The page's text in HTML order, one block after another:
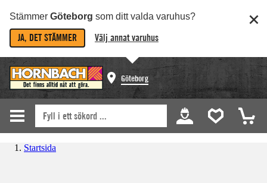
Stämmer Göteborg som ditt valda varuhus?
JA, DET STÄMMER Välj annat varuhus
Göteborg
Startsida